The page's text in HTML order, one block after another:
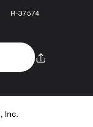
R-37574
Inc.